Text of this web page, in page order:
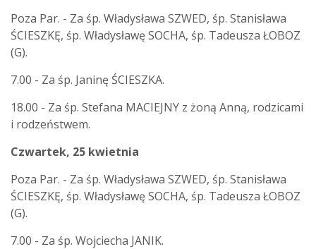
Poza Par. - Za śp. Władysława SZWED, śp. Stanisława
ŚCIESZKĘ, śp. Władysławę SOCHA, śp. Tadeusza ŁOBOZ
(G).
7.00 - Za śp. Janinę ŚCIESZKA.
18.00 - Za śp. Stefana MACIEJNY z żoną Anną, rodzicami
i rodzeństwem.
Czwartek, 25 kwietnia
Poza Par. - Za śp. Władysława SZWED, śp. Stanisława
ŚCIESZKĘ, śp. Władysławę SOCHA, śp. Tadeusza ŁOBOZ
(G).
7.00 - Za śp. Wojciecha JANIK.